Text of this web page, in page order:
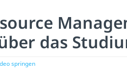
das
springen